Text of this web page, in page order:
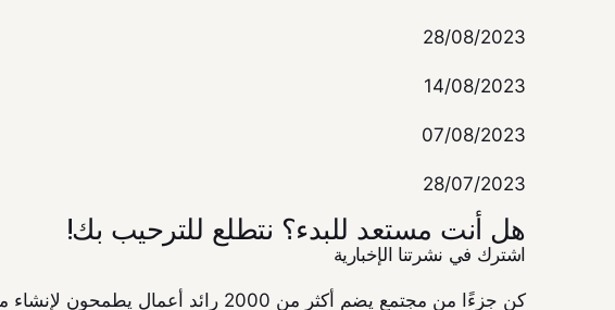
28/08/2023
14/08/2023
07/08/2023
28/07/2023
هل أنت مستعد للبدء؟ نتطلع للترحيب بك!
اشترك في نشرتنا الإخبارية
كن جزءًا من مجتمع يضم أكثر من 2000 رائد أعمال يطمحون لإنشاء منتجات ذات قيمة حقيقية.